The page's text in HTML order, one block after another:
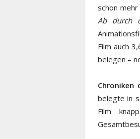
schon
Ab durch
Film auch
belegen –
belegte in
Film